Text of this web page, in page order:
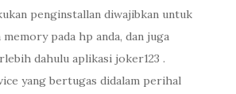
penginstallan diwajibkan untuk
memory pada hp anda, dan juga
dahulu aplikasi joker123 .
yang bertugas didalam perihal